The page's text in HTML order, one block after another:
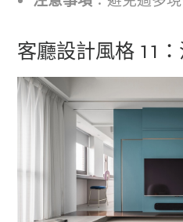
客廳設計風格 11